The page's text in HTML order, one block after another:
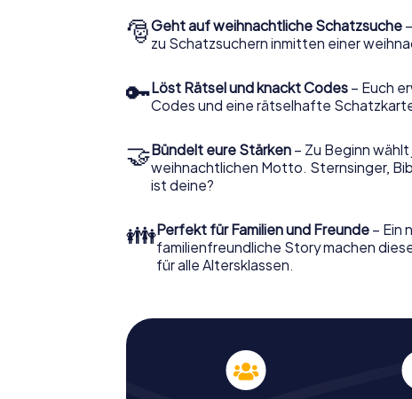
🎅Geht auf weihnachtliche Schatzsuche
zu Schatzsuchern inmitten einer
🔑Löst Rätsel und knackt Codes – Euch
Codes und eine rätselhafte
🤝Bündelt eure Stärken – Zu Beginn
weihnachtlichen Motto. Sternsinger,
ist deine?
👪Perfekt für Familien und Freunde – Ein
familienfreundliche Story machen
für alle Altersklassen.